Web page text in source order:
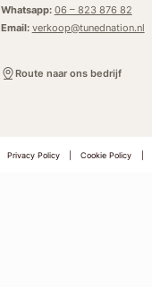
Whatsapp: 06 – 823 876 82
Email: verkoop@tunednation.nl
Route naar ons bedrijf
Privacy Policy Cookie Policy